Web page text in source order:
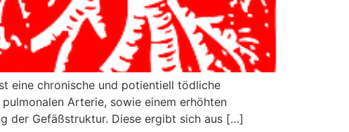
eine chronische und potientiell tödliche
Arterie, sowie einem erhöhten
der Gefäßstruktur. Diese ergibt sich aus […]